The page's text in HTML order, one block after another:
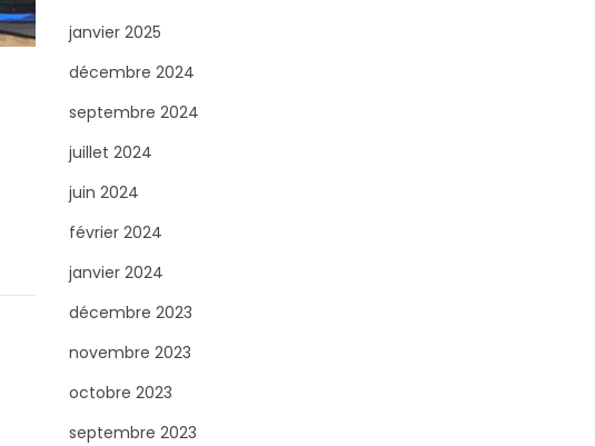
janvier 2025
décembre 2024
septembre 2024
juillet 2024
juin 2024
février 2024
janvier 2024
décembre 2023
novembre 2023
octobre 2023
septembre 2023